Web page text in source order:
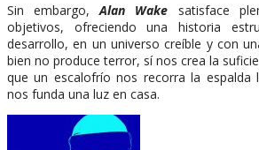
Sin embargo,Alan Wake satisface
objetivos, ofreciendo una historia
desarrollo, en un universo creíble y con
bien no produce terror, sí nos crea la
que un escalofrío nos recorra la espalda
nos funda una luz en casa.